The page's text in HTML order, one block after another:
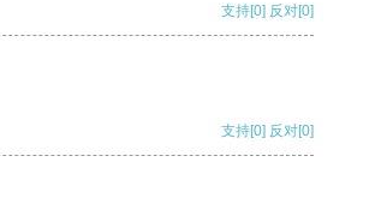
支持[0] 反对[0]
支持[0] 反对[0]